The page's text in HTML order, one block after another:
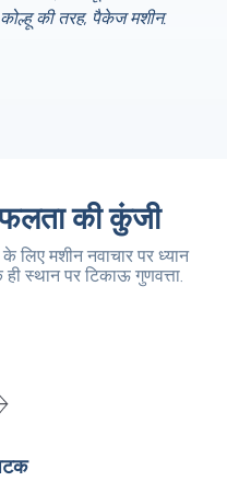
की तरह, पैकेज मशीन.
की कुंजी
लिए मशीन नवाचार पर ध्यान
स्थान पर टिकाऊ गुणवत्ता.